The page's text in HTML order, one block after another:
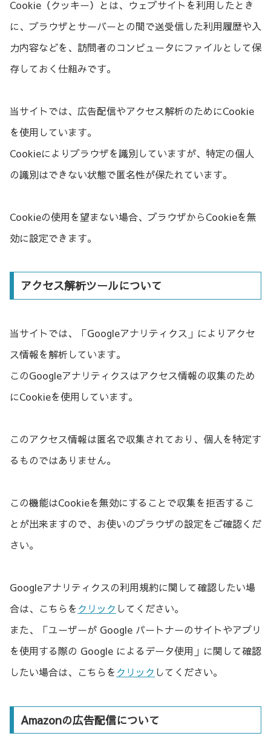
Cookie（クッキー）とは、ウェブサイトを利用したとき
に、ブラウザとサーバーとの間で送受信した利用履歴や入
力内容などを、訪問者のコンピュータにファイルとして保
存しておく仕組みです。
当サイトでは、広告配信やアクセス解析のためにCookie
を使用しています。
Cookieによりブラウザを識別していますが、特定の個人
の識別はできない状態で匿名性が保たれています。
Cookieの使用を望まない場合、ブラウザからCookieを無
効に設定できます。
アクセス解析ツールについて
当サイトでは、「Googleアナリティクス」によりアクセ
ス情報を解析しています。
このGoogleアナリティクスはアクセス情報の収集のため
にCookieを使用しています。
このアクセス情報は匿名で収集されており、個人を特定す
るものではありません。
この機能はCookieを無効にすることで収集を拒否するこ
とが出来ますので、お使いのブラウザの設定をご確認くだ
さい。
Googleアナリティクスの利用規約に関して確認したい場
合は、こちらをクリック してください。
また、「ユーザーが Google パートナーのサイトやアプリ
を使用する際の Google によるデータ使用」に関して確認
したい場合は、こちらをクリック してください。
Amazonの広告配信について